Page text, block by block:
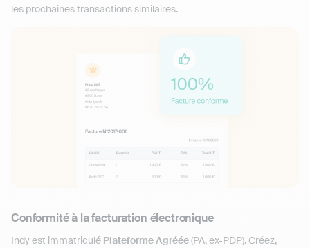
les prochaines transactions similaires.
Conformité à la facturation électronique
Indy est immatriculé Plateforme Agréée(PA, ex-PDP). Créez,